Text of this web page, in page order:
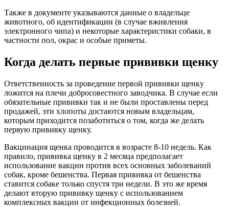
Также в документе указываются данные о владельце
животного, об идентификации (в случае вживления
электронного чипа) и некоторые характеристики собаки, в
частности пол, окрас и особые приметы.
Когда делать первые прививки щенку
Ответственность за проведение первой прививки щенку
ложится на плечи добросовестного заводчика. В случае если
обязательные прививки так и не были проставлены перед
продажей, эти хлопоты достаются новым владельцам,
которым приходится позаботиться о том, когда же делать
первую прививку щенку.
Вакцинация щенка проводится в возрасте 8-10 недель. Как
правило, прививка щенку в 2 месяца предполагает
использование вакцин против всех основных заболеваний
собак, кроме бешенства. Первая прививка от бешенства
ставится собаке только спустя три недели. В это же время
делают вторую прививку щенку с использованием
комплексных вакцин от инфекционных болезней.